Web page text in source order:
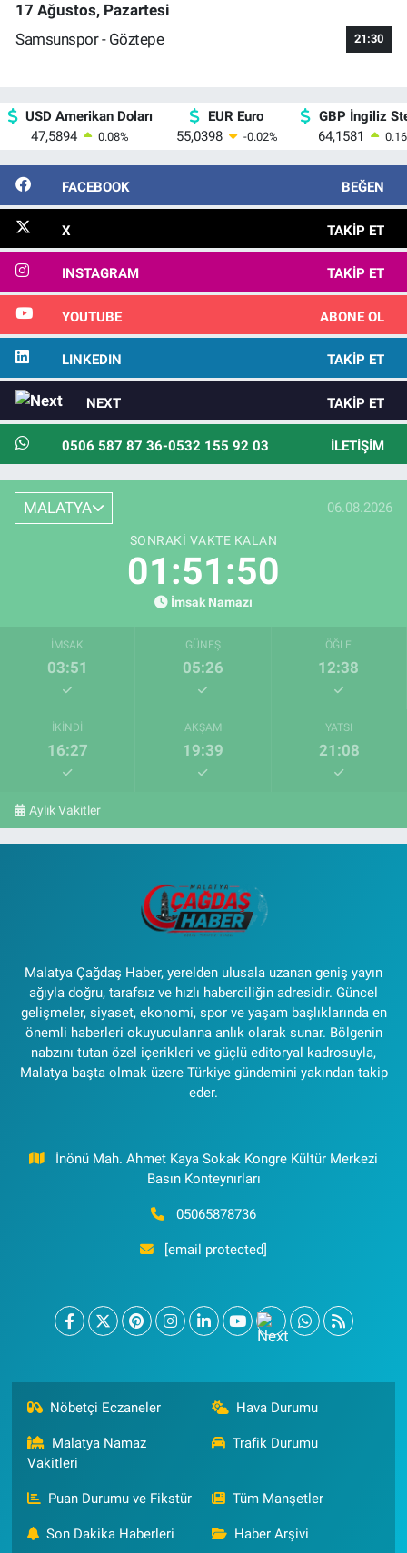
17 Ağustos, Pazartesi
Samsunspor - Göztepe
21:30
USD Amerikan Doları
47,5894
0.08%
EUR Euro
55,0398
-0.02%
GBP İngiliz
64,1581
0.16
FACEBOOK BEĞEN
X TAKIP ET
INSTAGRAM TAKIP ET
YOUTUBE ABONE OL
LINKEDIN TAKIP ET
NEXT TAKIP ET
0506 587 87 36-0532 155 92 03 İLETIŞIM
MALATYA 06.08.2026
SONRAKI VAKTE KALAN
01:51:49
İmsak Namazı
İMSAK
03:51
GÜNEŞ
05:26
ÖĞLE
12:38
İKINDI
16:27
AKŞAM
19:39
YATSI
21:08
Aylık Vakitler
Malatya Çağdaş Haber, yerelden ulusala uzanan geniş yayın
ağıyla doğru, tarafsız ve hızlı haberciliğin adresidir. Güncel
gelişmeler, siyaset, ekonomi, spor ve yaşam başlıklarında en
önemli haberleri okuyucularına anlık olarak sunar. Bölgenin
nabzını tutan özel içerikleri ve güçlü editoryal kadrosuyla,
Malatya başta olmak üzere Türkiye gündemini yakından takip
eder.
İnönü Mah. Ahmet Kaya Sokak Kongre Kültür Merkezi
Basın Konteynırları
05065878736
[email protected]
Nöbetçi Eczaneler Hava Durumu
Malatya Namaz
Vakitleri
Trafik Durumu
Puan Durumu ve Fikstür Tüm Manşetler
Son Dakika Haberleri Haber Arşivi